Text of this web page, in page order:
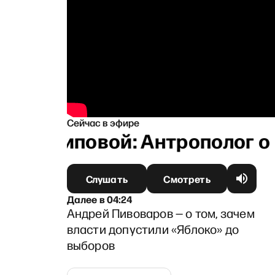
Сейчас в эфире
Архиповой: Антрополог о
Слушать
Смотреть
Далеев04:24
Андрей Пивоваров — о том, зачем
власти допустили «Яблоко» до
выборов